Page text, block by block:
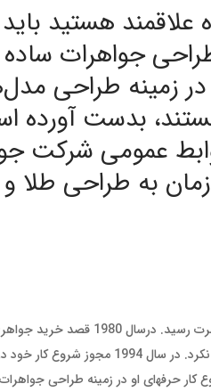
علاقمند هستید
جواهرات ساده
زمینه طراحی
هستند، بدست
عمومی شرکت
زمان به طراحی طلا
این زن هنرمند حرفه خود را از عکاسی شروع
تجسم کرده بود اما در هیچ فروشگاه جواهراتی او را
کار حرفه‍‌ای او در زمینه طراحی